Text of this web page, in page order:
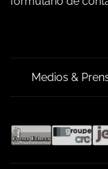
Medios &